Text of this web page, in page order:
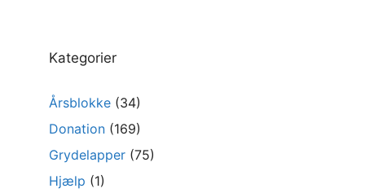
Kategorier
Årsblokke (34)
Donation (169)
Grydelapper (75)
Hjælp (1)